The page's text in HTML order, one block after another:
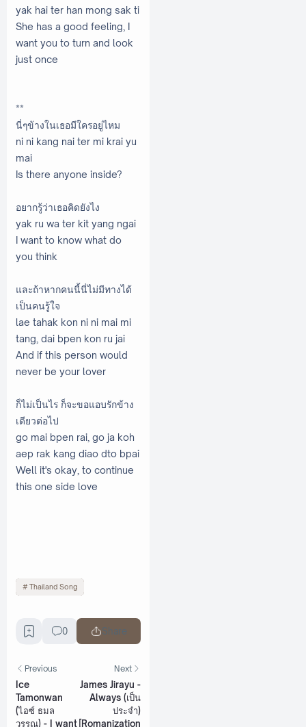
yak hai ter han mong sak ti
She has a good feeling, I
want you to turn and look
just once
**
นี่ๆข้างในเธอมีใครอยู่ไหม
ni ni kang nai ter mi krai yu
mai
Is there anyone inside?
อยากรู้ว่าเธอคิดยังไง
yak ru wa ter kit yang ngai
I want to know what do
you think
และถ้าหากคนนี้นี่ไม่มีทางได้
เป็นคนรู้ใจ
lae tahak kon ni ni mai mi
tang, dai bpen kon ru jai
And if this person would
never be your lover
ก็ไม่เป็นไร ก็จะขอแอบรักข้าง
เดียวต่อไป
go mai bpen rai, go ja koh
aep rak kang diao dto bpai
Well it's okay, to continue
this one side love
Thailand Song
0 Share
Previous
Ice
Tamonwan
(ไอซ์ ธมล
วรรณ) - I want
Next
James Jirayu -
Always (เป็น
ประจำ)
[Romanization